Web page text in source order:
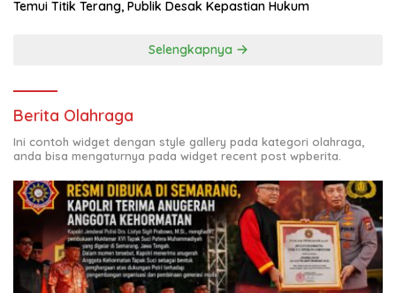
Temui Titik Terang, Publik Desak Kepastian Hukum
Selengkapnya
Berita Olahraga
Ini contoh widget dengan style gallery pada kategori olahraga,
anda bisa mengaturnya pada widget recent post wpberita.